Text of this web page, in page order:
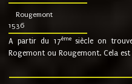
Rougemont
1536
A partir du 17ème siècle on
Rogemont ou Rougemont. Cela